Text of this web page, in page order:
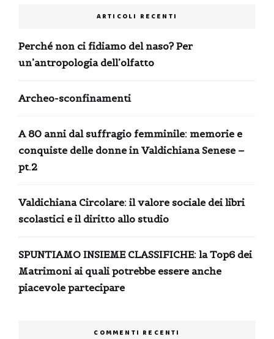
ARTICOLI RECENTI
Perché non ci fidiamo del naso? Per
un’antropologia dell’olfatto
Archeo-sconfinamenti
A 80 anni dal suffragio femminile: memorie e
conquiste delle donne in Valdichiana Senese –
pt.2
Valdichiana Circolare: il valore sociale dei libri
scolastici e il diritto allo studio
SPUNTIAMO INSIEME CLASSIFICHE: la Top6 dei
Matrimoni ai quali potrebbe essere anche
piacevole partecipare
COMMENTI RECENTI